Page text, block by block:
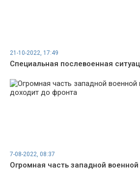
21-10-2022, 17:49
Специальная послевоенная
7-08-2022, 08:37
Огромная часть западной